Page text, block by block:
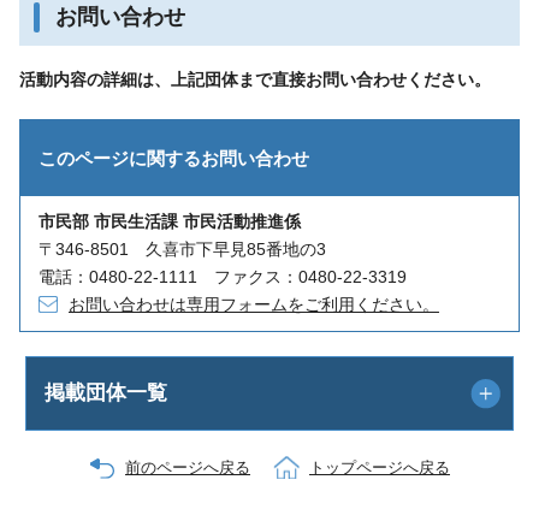
お問い合わせ
活動内容の詳細は、上記団体まで直接お問い合わせください。
このページに関するお問い合わせ
市民部 市民生活課 市民活動推進係
〒346-8501 久喜市下早見85番地の3
電話：0480-22-1111 ファクス：0480-22-3319
お問い合わせは専用フォームをご利用ください。
掲載団体一覧
前のページへ戻る トップページへ戻る